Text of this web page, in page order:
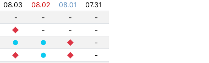
08.03 08.02 08.01
07.31
- - -
-
◆ - -
-
● ● ◆
-
◆ ● ◆
-